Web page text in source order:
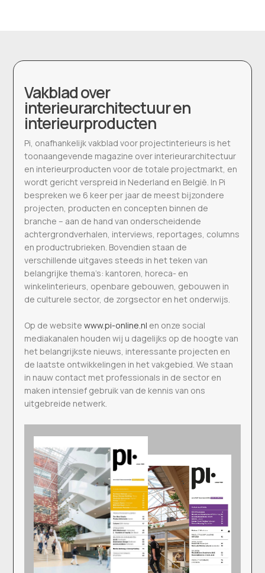
Vakblad over
interieurarchitectuur en
interieurproducten
Pi, onafhankelijk vakblad voor projectinterieurs is het
toonaangevende magazine over interieurarchitectuur
en interieurproducten voor de totale projectmarkt, en
wordt gericht verspreid in Nederland en België. In Pi
bespreken we 6 keer per jaar de meest bijzondere
projecten, producten en concepten binnen de
branche – aan de hand van onderscheidende
achtergrondverhalen, interviews, reportages, columns
en productrubrieken. Bovendien staan de
verschillende uitgaves steeds in het teken van
belangrijke thema’s: kantoren, horeca- en
winkelinterieurs, openbare gebouwen, gebouwen in
de culturele sector, de zorgsector en het onderwijs.
Op de websitewww.pi-online.nl en onze social
mediakanalen houden wij u dagelijks op de hoogte van
het belangrijkste nieuws, interessante projecten en
de laatste ontwikkelingen in het vakgebied. We staan
in nauw contact met professionals in de sector en
maken intensief gebruik van de kennis van ons
uitgebreide netwerk.